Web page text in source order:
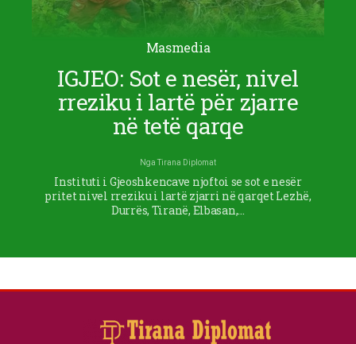
Masmedia
IGJEO: Sot e nesër, nivel
rreziku i lartë për zjarre
në tetë qarqe
NgaTirana Diplomat
Instituti i Gjeoshkencave njoftoi se sot e nesër
pritet nivel rreziku i lartë zjarri në qarqet Lezhë,
Durrës, Tiranë, Elbasan,…